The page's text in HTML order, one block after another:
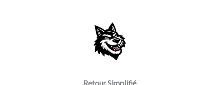
Retour Simplifié